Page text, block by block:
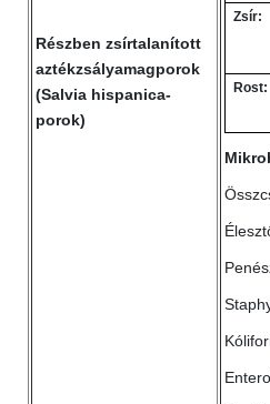
Részben zsírtalanított
aztékzsályamagporok
(Salvia hispanica-
porok)
Zsír:
Rost: